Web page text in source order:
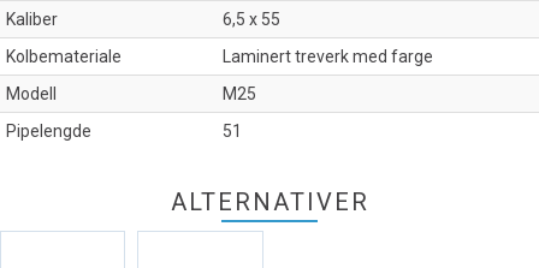
Kaliber
6,5 x 55
Kolbemateriale
Laminert treverk med farge
Modell
M25
Pipelengde
51
ALTERNATIVER